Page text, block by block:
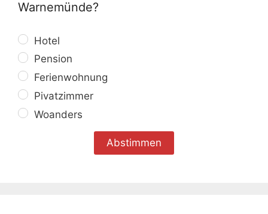
Warnemünde?
Hotel
Pension
Ferienwohnung
Pivatzimmer
Woanders